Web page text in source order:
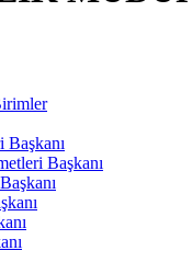
Başkanı
Başkanı